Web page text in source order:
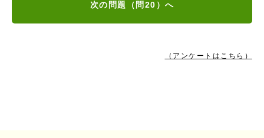
次の問題（問20）へ
（アンケートはこちら）